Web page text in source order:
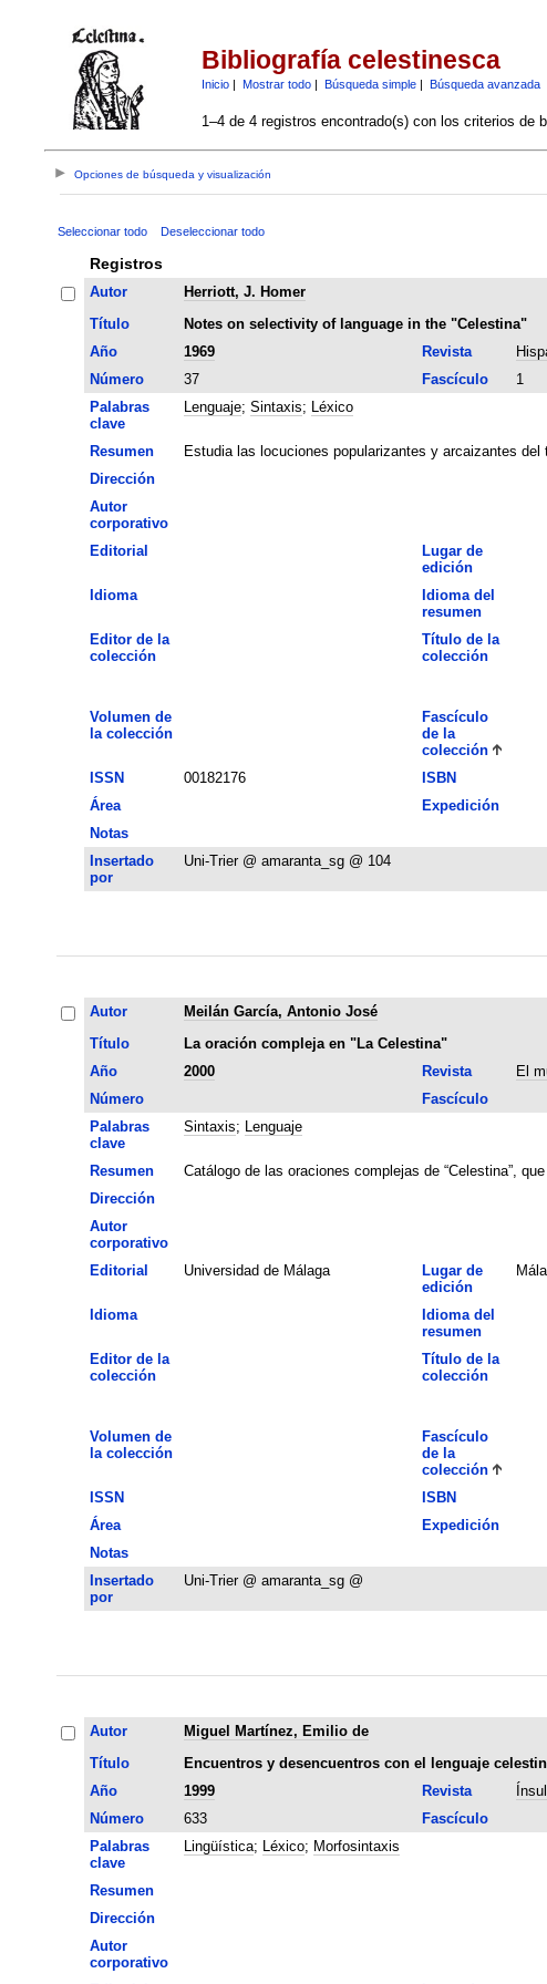
Bibliografía celestinesca
Inicio| Mostrar todo| Búsqueda simple| Búsqueda avanzada
1–4 de 4 registros encontrado(s) con los criterios de
Opciones de búsqueda y visualización
Seleccionar todo Deseleccionar todo
Registros
Autor
Herriott, J. Homer
Título
Notes on selectivity of language in the "Celestina"
Año
1969 Revista
Número
37 Fascículo 1
Palabras
clave
Lenguaje; Sintaxis; Léxico
Resumen
Estudia las locuciones popularizantes y arcaizantes del
Dirección
Autor
corporativo
Editorial
Lugar de
edición
Idioma
Idioma del
resumen
Editor de la
colección
Título de la
colección
Volumen de
la colección
Fascículo
de la
colección
ISSN 00182176 ISBN
Área
Expedición
Notas
Insertado
por
Uni-Trier @ amaranta_sg @ 104
Autor
Meilán García, Antonio José
Título
La oración compleja en "La Celestina"
Año
2000 Revista El
Número
Fascículo
Palabras
clave
Sintaxis; Lenguaje
Resumen
Catálogo de las oraciones complejas de “Celestina”,
Dirección
Autor
corporativo
Editorial Universidad de Málaga
Lugar de
edición
Idioma
Idioma del
resumen
Editor de la
colección
Título de la
colección
Volumen de
la colección
Fascículo
de la
colección
ISSN ISBN
Área
Expedición
Notas
Insertado
por
Uni-Trier @ amaranta_sg @
Autor
Miguel Martínez, Emilio de
Título
Encuentros y desencuentros con el lenguaje
Año
1999 Revista
Número
633 Fascículo
Palabras
clave
Lingüística; Léxico; Morfosintaxis
Resumen
Dirección
Autor
corporativo